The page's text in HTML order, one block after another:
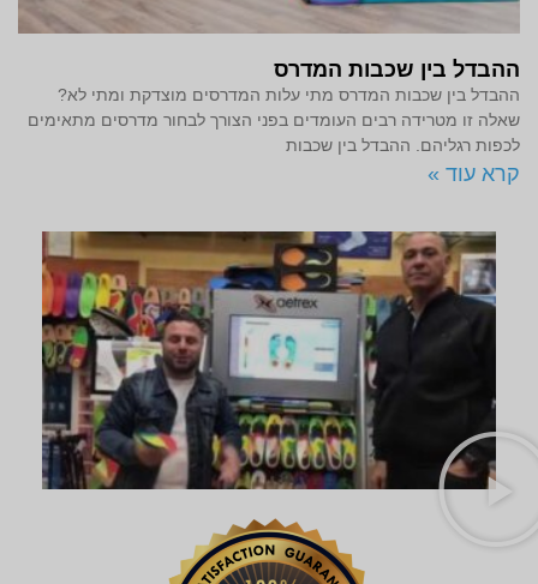
ההבדל בין שכבות המדרס
ההבדל בין שכבות המדרס מתי עלות המדרסים מוצדקת ומתי לא?
שאלה זו מטרידה רבים העומדים בפני הצורך לבחור מדרסים מתאימים
לכפות רגליהם. ההבדל בין שכבות
קרא עוד »